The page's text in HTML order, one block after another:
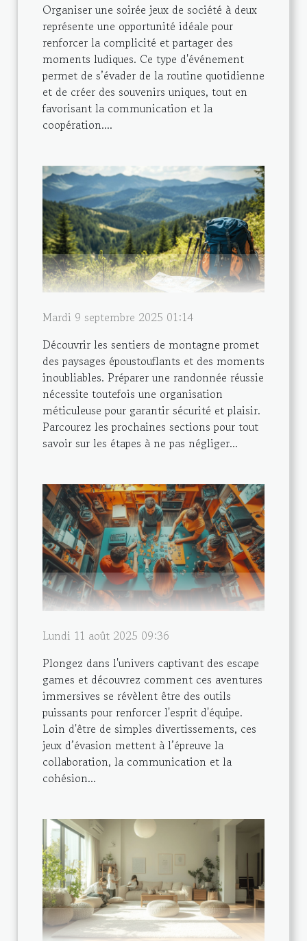
Organiser une soirée jeux de société à deux
représente une opportunité idéale pour
renforcer la complicité et partager des
moments ludiques. Ce type d'événement
permet de s’évader de la routine quotidienne
et de créer des souvenirs uniques, tout en
favorisant la communication et la
coopération....
Mardi 9 septembre 2025 01:14
Découvrir les sentiers de montagne promet
des paysages époustouflants et des moments
inoubliables. Préparer une randonnée réussie
nécessite toutefois une organisation
méticuleuse pour garantir sécurité et plaisir.
Parcourez les prochaines sections pour tout
savoir sur les étapes à ne pas négliger...
Lundi 11 août 2025 09:36
Plongez dans l'univers captivant des escape
games et découvrez comment ces aventures
immersives se révèlent être des outils
puissants pour renforcer l'esprit d'équipe.
Loin d'être de simples divertissements, ces
jeux d’évasion mettent à l’épreuve la
collaboration, la communication et la
cohésion...